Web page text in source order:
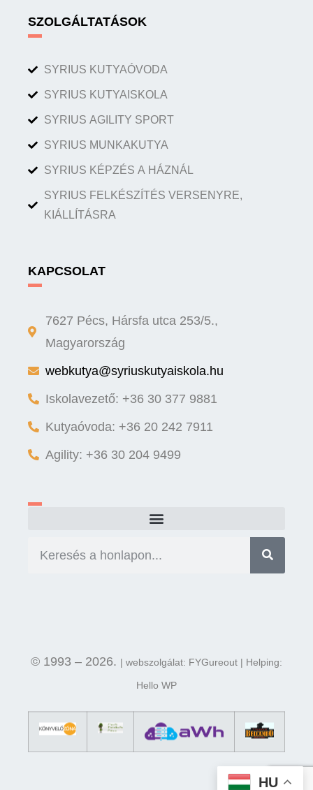
SZOLGÁLTATÁSOK
SYRIUS KUTYAÓVODA
SYRIUS KUTYAISKOLA
SYRIUS AGILITY SPORT
SYRIUS MUNKAKUTYA
SYRIUS KÉPZÉS A HÁZNÁL
SYRIUS FELKÉSZÍTÉS VERSENYRE,
KIÁLLÍTÁSRA
KAPCSOLAT
7627 Pécs, Hársfa utca 253/5.,
Magyarország
webkutya@syriuskutyaiskola.hu
Iskolavezető: +36 30 377 9881
Kutyaóvoda: +36 20 242 7911
Agility: +36 30 204 9499
© 1993 – 2026. | webszolgálat: FYGureout | Helping:
Hello WP
HU